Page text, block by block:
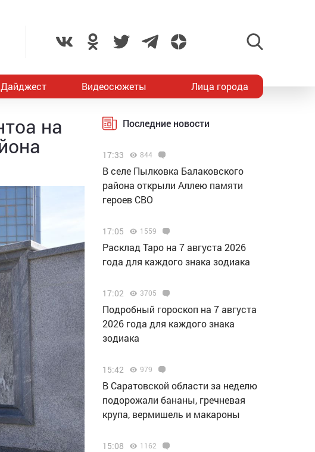
Дайджест Видеосюжеты Лица города
на Последние новости
17:33 844
В селе Пылковка Балаковского
района открыли Аллею памяти
героев СВО
17:05 1559
Расклад Таро на 7 августа 2026
года для каждого знака зодиака
17:02 3705
Подробный гороскоп на 7 августа
2026 года для каждого знака
зодиака
15:42 979
В Саратовской области за неделю
подорожали бананы, гречневая
крупа, вермишель и макароны
15:08 1162